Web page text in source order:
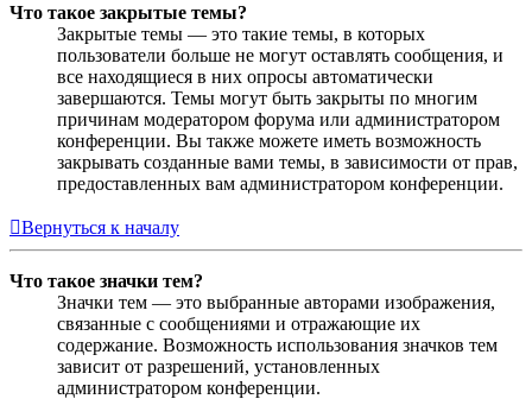
Что такое закрытые темы?
Закрытые темы — это такие темы, в которых
пользователи больше не могут оставлять сообщения, и
все находящиеся в них опросы автоматически
завершаются. Темы могут быть закрыты по многим
причинам модератором форума или администратором
конференции. Вы также можете иметь возможность
закрывать созданные вами темы, в зависимости от прав,
предоставленных вам администратором конференции.
Вернуться к началу
Что такое значки тем?
Значки тем — это выбранные авторами изображения,
связанные с сообщениями и отражающие их
содержание. Возможность использования значков тем
зависит от разрешений, установленных
администратором конференции.